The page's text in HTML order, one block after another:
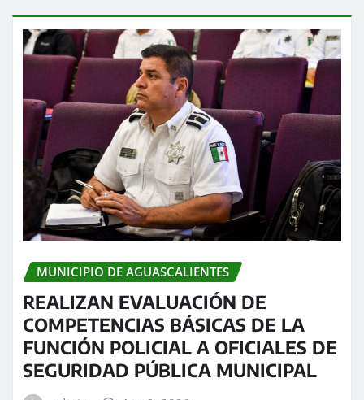
MUNICIPIO DE AGUASCALIENTES
REALIZAN EVALUACIÓN DE
COMPETENCIAS BÁSICAS DE LA
FUNCIÓN POLICIAL A OFICIALES DE
SEGURIDAD PÚBLICA MUNICIPAL